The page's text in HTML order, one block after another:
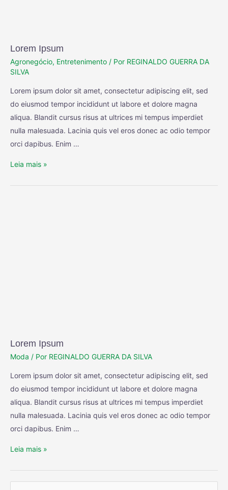
Lorem Ipsum
Agronegócio, Entretenimento / Por REGINALDO GUERRA DA
SILVA
Lorem ipsum dolor sit amet, consectetur adipiscing elit, sed
do eiusmod tempor incididunt ut labore et dolore magna
aliqua. Blandit cursus risus at ultrices mi tempus imperdiet
nulla malesuada. Lacinia quis vel eros donec ac odio tempor
orci dapibus. Enim …
Leia mais »
Lorem Ipsum
Moda / Por REGINALDO GUERRA DA SILVA
Lorem ipsum dolor sit amet, consectetur adipiscing elit, sed
do eiusmod tempor incididunt ut labore et dolore magna
aliqua. Blandit cursus risus at ultrices mi tempus imperdiet
nulla malesuada. Lacinia quis vel eros donec ac odio tempor
orci dapibus. Enim …
Leia mais »